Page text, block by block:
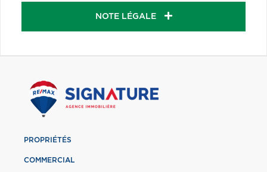
NOTE LÉGALE
PROPRIÉTÉS
COMMERCIAL